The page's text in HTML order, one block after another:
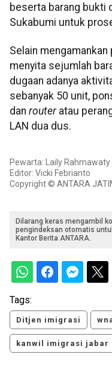
beserta barang bukti
Sukabumi untuk
Selain
menyita sejumlah
dugaan adanya
sebanyak 50 unit,
dan routeratau
LAN dua dus.
Pewarta: Laily Rahmawaty
Editor: Vicki Febrianto
Copyright © ANTARA
Dilarang keras mengambil
pengindeksan otomatis
Kantor Berita ANTARA.
Tags:
Ditjen imigrasi
kanwil imigrasi jabar